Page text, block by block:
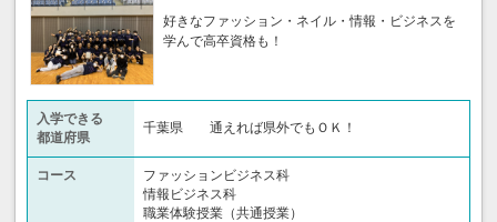
好きなファッション・ネイル・情報・ビジネスを
学んで高卒資格も！
入学できる
都道府県
千葉県 通えれば県外でもＯＫ！
コース
ファッションビジネス科
情報ビジネス科
職業体験授業（共通授業）